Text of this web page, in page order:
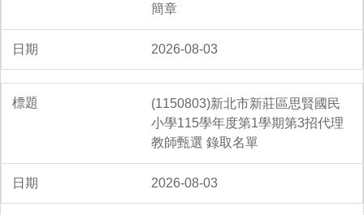
簡章
2026-08-03
(1150803)新北市新莊區思賢國民
小學115學年度第1學期第3招代理
教師甄選 錄取名單
2026-08-03